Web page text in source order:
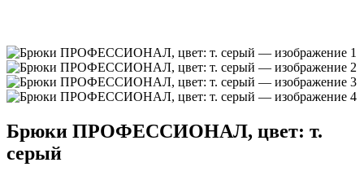
Брюки ПРОФЕССИОНАЛ, цвет: т.
серый